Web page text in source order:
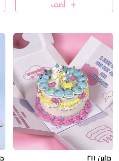
أضف
دزاين ٢١١